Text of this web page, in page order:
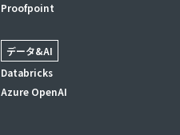
Proofpoint
データ&AI
Databricks
Azure OpenAI